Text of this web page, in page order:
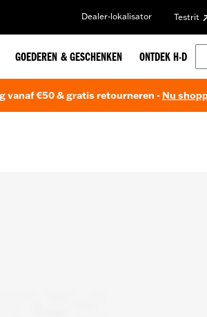
Dealer-lokalisator Testrit
GOEDEREN & GESCHENKEN ONTDEK H-D
vanaf €50 & gratis retourneren - Nu